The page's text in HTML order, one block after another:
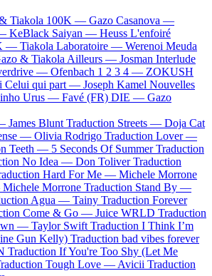
Tiakola 100K — Gazo Casanova —
KeBlack Saiyan — Heuss L'enfoiré
— Tiakola Laboratoire — Werenoi Meuda
& Tiakola Ailleurs — Josman Interlude
— Ofenbach 1 2 3 4 — ZOKUSH
Celui qui part — Joseph Kamel Nouvelles
Urus — Favé (FR) DIE — Gazo
James Blunt Traduction Streets — Doja Cat
— Olivia Rodrigo Traduction Lover —
Teeth — 5 Seconds Of Summer Traduction
No Idea — Don Toliver Traduction
Hard For Me — Michele Morrone
Michele Morrone Traduction Stand By —
Agua — Tainy Traduction Forever
Come & Go — Juice WRLD Traduction
— Taylor Swift Traduction I Think I’m
Gun Kelly) Traduction bad vibes forever
Traduction If You're Too Shy (Let Me
Tough Love — Avicii Traduction